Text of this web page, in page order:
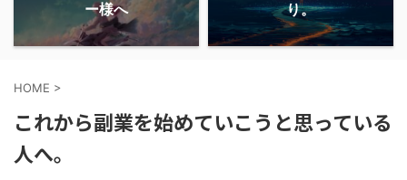
ー様へ
り。
HOME >
これから副業を始めていこうと思っている
人へ。